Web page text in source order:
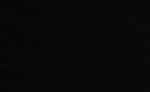
2026年8月萧
萧邦官方全国
北京市朝阳区